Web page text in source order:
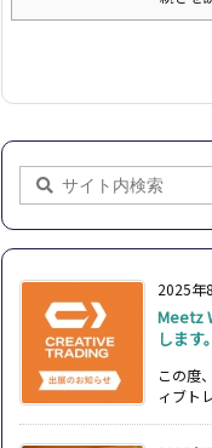
2025年
Meetz
します。
この度
ィブト